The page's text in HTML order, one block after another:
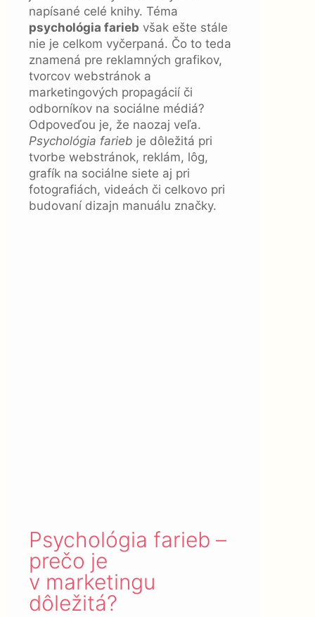
napísané celé knihy. Téma
psychológia farieb však ešte stále
nie je celkom vyčerpaná. Čo to teda
znamená pre reklamných grafikov,
tvorcov webstránok a
marketingových propagácií či
odborníkov na sociálne médiá?
Odpoveďou je, že naozaj veľa.
Psychológia farieb je dôležitá pri
tvorbe webstránok, reklám, lôg,
grafík na sociálne siete aj pri
fotografiách, videách či celkovo pri
budovaní dizajn manuálu značky.
Psychológia farieb –
prečo je
v marketingu
dôležitá?